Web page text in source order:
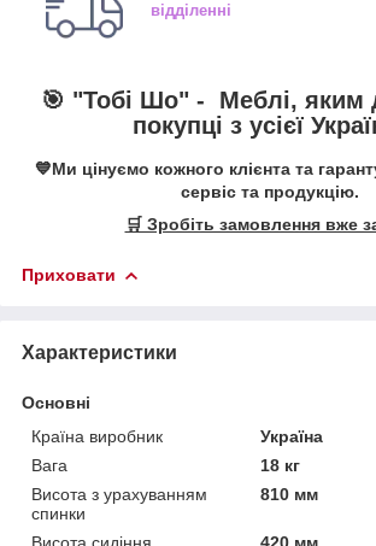
відділенні
🎯 "Тобі Шо" - Меблі, яким
покупці з усієї
💙Ми цінуємо кожного клієнта та
сервіс та продукцію.
🛒 Зробіть замовлення вже
Приховати
Характеристики
Основні
Країна виробник
Україна
Вага
18 кг
Висота з урахуванням
спинки
810 мм